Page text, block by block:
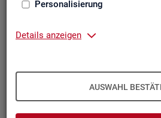
Personalisierung
Details anzeigen
AUSWAHL
Kon­takt,